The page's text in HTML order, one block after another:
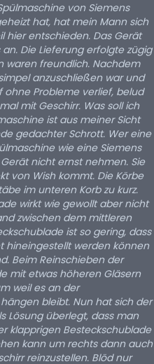
von Siemens
hat, hat mein Mann sich
hier entschieden. Das Gerät
Die Lieferung erfolgte zügig
freundlich. Nachdem
anzuschließen war und
ohne Probleme verlief, belud
mit Geschirr. Was soll ich
ist aus meiner Sicht
gedachter Schrott. Wer eine
wie eine Siemens
nicht ernst nehmen. Sie
von Wish kommt. Die Körbe
im unteren Korb zu kurz.
wirkt wie gewollt aber nicht
zwischen dem mittleren
ist so gering, dass
hineingestellt werden können
Beim Reinschieben der
mit etwas höheren Gläsern
weil es an der
bleibt. Nun hat sich der
Lösung überlegt, dass man
klapprigen Besteckschublade
kann um rechts dann auch
reinzustellen. Blöd nur